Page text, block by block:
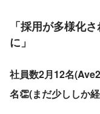
「採用が多様化
に」
社員数2月12名
名👏(まだ少ししか